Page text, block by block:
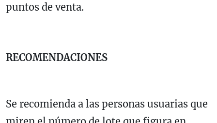
puntos de venta.
RECOMENDACIONES
Se recomienda a las personas usuarias que